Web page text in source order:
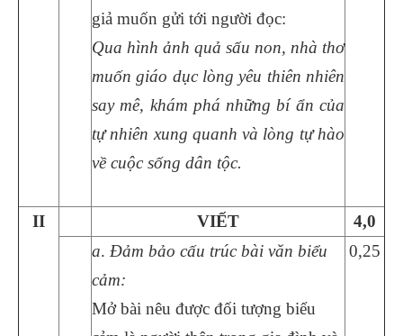
giả muốn gửi tới người đọc:
Qua hình ảnh quả sấu non, nhà thơ
muốn giáo dục lòng yêu thiên nhiên
say mê, khám phá những bí ẩn của
tự nhiên xung quanh và lòng tự hào
về cuộc sống dân tộc.
II VIẾT 4,0
a. Đảm bảo cấu trúc bài văn biểu
cảm:
Mở bài nêu được đối tượng biểu
0,25